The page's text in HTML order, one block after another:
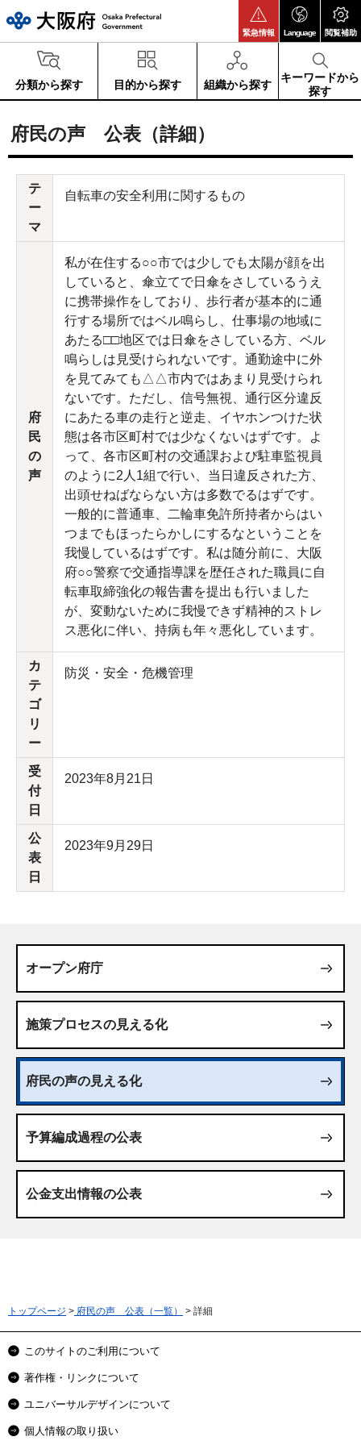
緊急情報 Language 閲覧補助
分類から探す 目的から探す 組織から探す
キーワードから
探す
府民の声 公表（詳細）
テ
ー
マ
自転車の安全利用に関するもの
府
民
の
声
私が在住する○○市では少しでも太陽が顔を出
していると、傘立てで日傘をさしているうえ
に携帯操作をしており、歩行者が基本的に通
行する場所ではベル鳴らし、仕事場の地域に
あたる□□地区では日傘をさしている方、ベル
鳴らしは見受けられないです。通勤途中に外
を見てみても△△市内ではあまり見受けられ
ないです。ただし、信号無視、通行区分違反
にあたる車の走行と逆走、イヤホンつけた状
態は各市区町村では少なくないはずです。よ
って、各市区町村の交通課および駐車監視員
のように2人1組で行い、当日違反された方、
出頭せねばならない方は多数でるはずです。
一般的に普通車、二輪車免許所持者からはい
つまでもほったらかしにするなということを
我慢しているはずです。私は随分前に、大阪
府○○警察で交通指導課を歴任された職員に自
転車取締強化の報告書を提出も行いました
が、変動ないために我慢できず精神的ストレ
ス悪化に伴い、持病も年々悪化しています。
カ
テ
ゴ
リ
ー
防災・安全・危機管理
受
付
日
2023年8月21日
公
表
日
2023年9月29日
オープン府庁
施策プロセスの見える化
府民の声の見える化
予算編成過程の公表
公金支出情報の公表
トップページ > 府民の声 公表（一覧） > 詳細
このサイトのご利用について
著作権・リンクについて
ユニバーサルデザインについて
個人情報の取り扱い